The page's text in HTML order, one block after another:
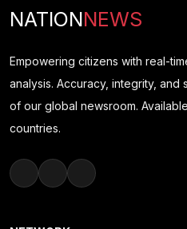
NATIONNEWS
Empowering citizens with real-
analysis. Accuracy, integrity,
of our global newsroom.
countries.